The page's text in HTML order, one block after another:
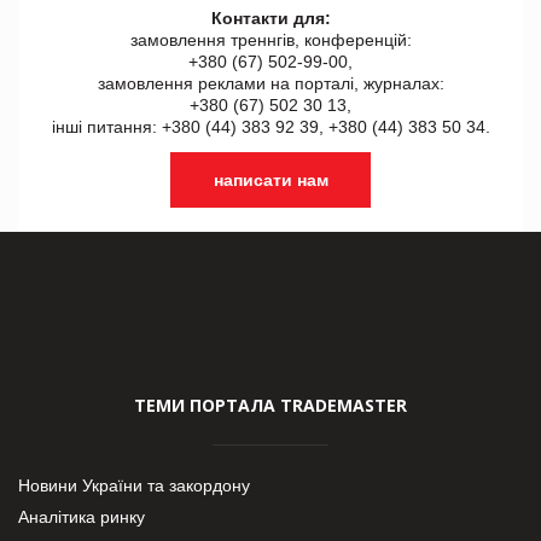
Контакти для:
замовлення треннгів, конференцій:
+380 (67) 502-99-00,
замовлення реклами на порталі, журналах:
+380 (67) 502 30 13,
інші питання: +380 (44) 383 92 39, +380 (44) 383 50 34.
написати нам
ТЕМИ ПОРТАЛА TRADEMASTER
Новини України та закордону
Аналітика ринку